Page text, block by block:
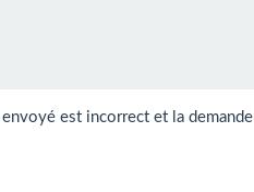
est incorrect et la demande